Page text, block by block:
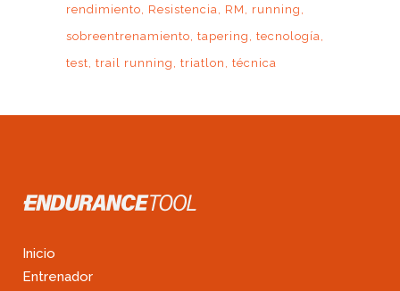
rendimiento
Resistencia RM
running
sobreentrenamiento tapering
tecnología
test trail running triatlon técnica
Inicio
Entrenador